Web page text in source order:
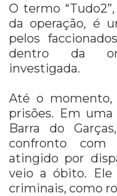
O termo
da operação, é
pelos
dentro da
investigada.
Até o momento,
prisões. Em
Barra do
confronto
atingido por
veio a óbito. Ele
criminais, como